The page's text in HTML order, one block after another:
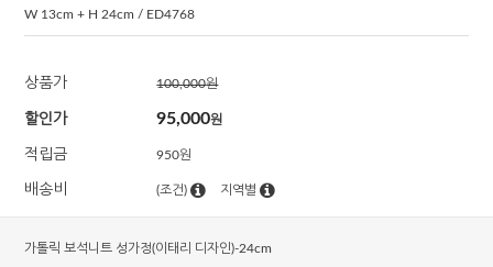
W 13cm + H 24cm / ED4768
상품가 100,000원
할인가 95,000원
적립금 950원
배송비 (조건) 지역별
가톨릭 보석니트 성가정(이태리 디자인)-24cm